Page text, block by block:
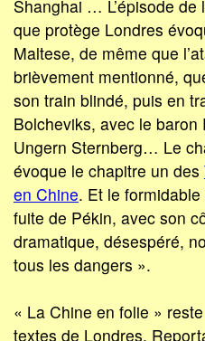
Shanghai … L’épisode
que protège Londres
Maltese, de même que
brièvement mentionné,
son train blindé, puis en
Bolcheviks, avec le
Ungern Sternberg… Le
évoque le chapitre un des
en Chine. Et le
fuite de Pékin, avec son
dramatique, désespéré,
tous les dangers ».
« La Chine en folie »
textes de Londres.